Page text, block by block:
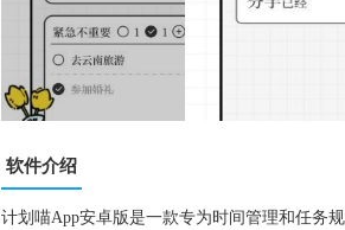
软件介绍
计划喵App安卓版是一款专为时间管理和任务